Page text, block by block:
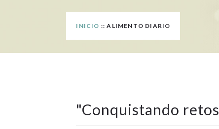
INICIO :: ALIMENTO DIARIO
"Conquistando retos